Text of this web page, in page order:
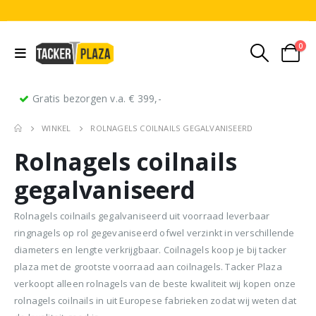
0
Gratis bezorgen v.a. € 399,-
WINKEL ROLNAGELS COILNAILS GEGALVANISEERD
Rolnagels coilnails
gegalvaniseerd
Rolnagels coilnails gegalvaniseerd uit voorraad leverbaar
ringnagels op rol gegevaniseerd ofwel verzinkt in verschillende
diameters en lengte verkrijgbaar. Coilnagels koop je bij tacker
plaza met de grootste voorraad aan coilnagels. Tacker Plaza
verkoopt alleen rolnagels van de beste kwaliteit wij kopen onze
rolnagels coilnails in uit Europese fabrieken zodat wij weten dat
Stripnagels rondkop 4.2x160mm blank 21° 1250 stuks
0out of 5
€116,75
(€141,27incl.
BTW)
Senco PAL70 Coilnailer 45-65mm Dual
0 out of 5
€ 680,00
Oorspronkelijke
prijs
€599,50Huidige
prijs
(€725,40incl.
BTW)